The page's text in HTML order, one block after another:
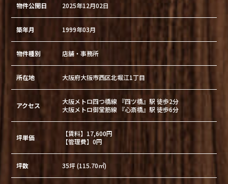
物件公開日 2025年12月02日
築年月 1999年03月
物件種別 店舗・事務所
所在地 大阪府大阪市西区北堀江1丁目
アクセス
大阪メトロ四つ橋線 『四ツ橋』駅 徒歩2分
大阪メトロ御堂筋線 『心斎橋』駅 徒歩6分
坪単価
【賃料】17,600円
【管理費】0円
坪数 35坪 (115.70㎡)